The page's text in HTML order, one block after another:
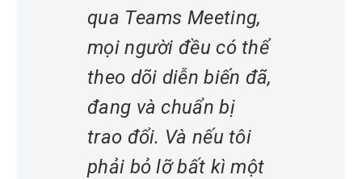
qua Teams Meeting,
mọi người đều có thể
theo dõi diễn biến đã,
đang và chuẩn bị
trao đổi. Và nếu tôi
phải bỏ lỡ bất kì một